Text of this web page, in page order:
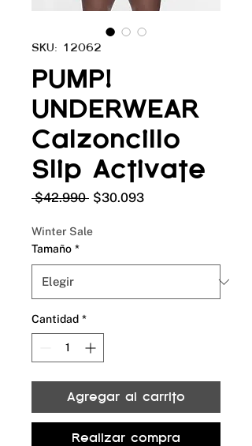
SKU: 12062
PUMP!
UNDERWEAR
Calzoncillo
Slip Activate
$42.990 Precio
$30.093Precio
Winter Sale
Tamaño *
Cantidad *
Agregar al carrito
Realizar compra